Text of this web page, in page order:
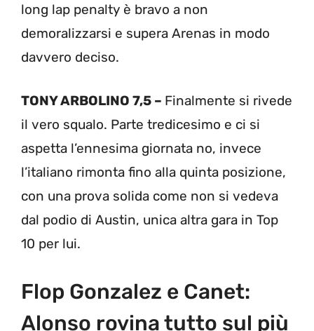
long lap penalty è bravo a non
demoralizzarsi e supera Arenas in modo
davvero deciso.
TONY ARBOLINO 7,5 – Finalmente si rivede
il vero squalo. Parte tredicesimo e ci si
aspetta l’ennesima giornata no, invece
l’italiano rimonta fino alla quinta posizione,
con una prova solida come non si vedeva
dal podio di Austin, unica altra gara in Top
10 per lui.
Flop Gonzalez e Canet:
Alonso rovina tutto sul più